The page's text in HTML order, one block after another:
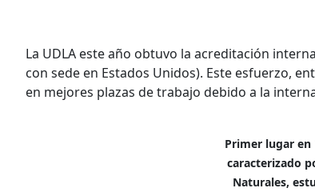
La UDLA este año obtuvo la acreditación
con sede en Estados Unidos). Este esfuerzo,
en mejores plazas de trabajo debido a la
Primer lugar en
caracterizado
Naturales,